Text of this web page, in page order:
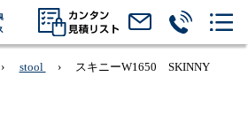
stool スキニーW1650 SKINNY